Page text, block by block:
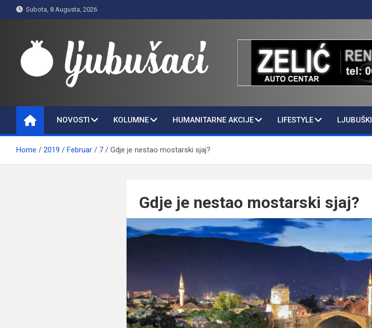
to
Subota, 8 Augusta, 2026
Ljubušaci
NOVOSTI KOLUMNE HUMANITARNE AKCIJE LIFESTYLE LJUBUŠKI
Home 2019 Februar 7 Gdje je nestao mostarski sjaj?
Gdje je nestao mostarski sjaj?